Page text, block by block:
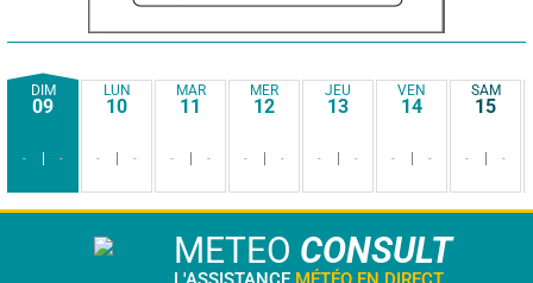
DIM
09
- -
LUN
10
- -
MAR
11
- -
MER
12
- -
JEU
13
- -
VEN
14
- -
SAM
15
- -
METEO CONSULT